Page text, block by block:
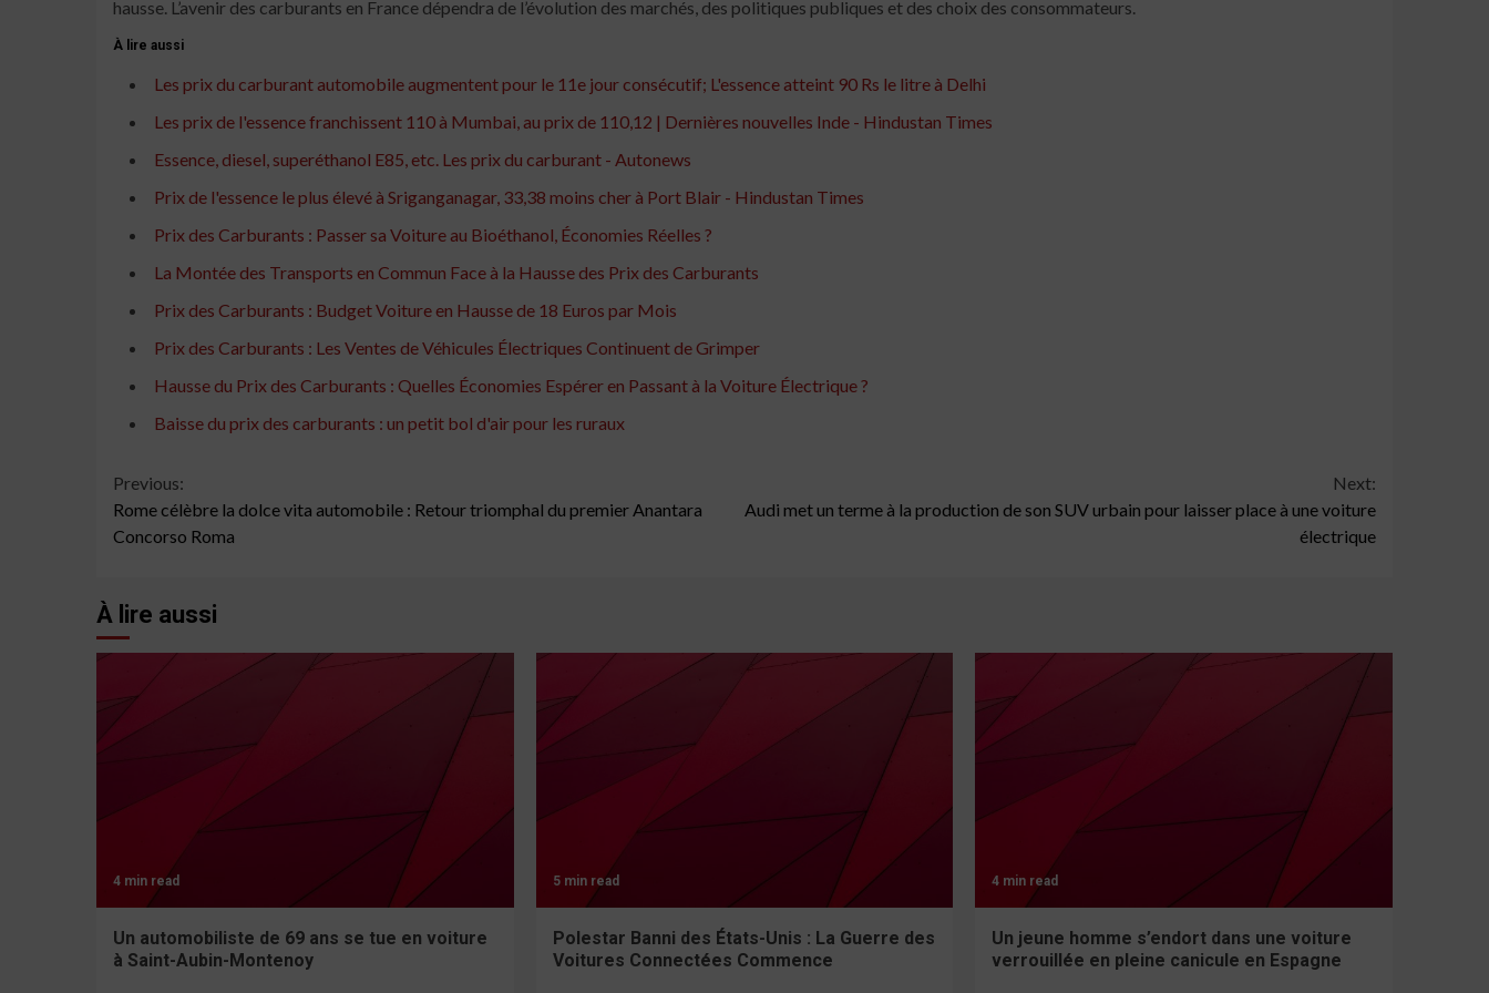
hausse. L’avenir des carburants en France dépendra de l’évolution des marchés, des politiques publiques et des choix des consommateurs.
À lire aussi
Les prix du carburant automobile augmentent pour le 11e jour consécutif; L'essence atteint 90 Rs le litre à Delhi
Les prix de l'essence franchissent 110 à Mumbai, au prix de 110,12 | Dernières nouvelles Inde - Hindustan Times
Essence, diesel, superéthanol E85, etc. Les prix du carburant - Autonews
Prix ​​de l'essence le plus élevé à Sriganganagar, 33,38 moins cher à Port Blair - Hindustan Times
Prix des Carburants : Passer sa Voiture au Bioéthanol, Économies Réelles ?
La Montée des Transports en Commun Face à la Hausse des Prix des Carburants
Prix des Carburants : Budget Voiture en Hausse de 18 Euros par Mois
Prix des Carburants : Les Ventes de Véhicules Électriques Continuent de Grimper
Hausse du Prix des Carburants : Quelles Économies Espérer en Passant à la Voiture Électrique ?
Baisse du prix des carburants : un petit bol d'air pour les ruraux
Continue
Reading
Previous:
Rome célèbre la dolce vita automobile : Retour triomphal du premier Anantara
Concorso Roma
Next:
Audi met un terme à la production de son SUV urbain pour laisser place à une voiture
électrique
À lire aussi
4 min read
Un automobiliste de 69 ans se tue en voiture
à Saint-Aubin-Montenoy
5 min read
Polestar Banni des États-Unis : La Guerre des
Voitures Connectées Commence
4 min read
Un jeune homme s’endort dans une voiture
verrouillée en pleine canicule en Espagne